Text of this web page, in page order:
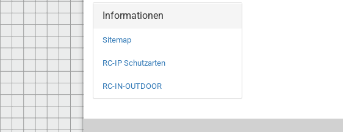
Informationen
Sitemap
RC-IP Schutzarten
RC-IN-OUTDOOR